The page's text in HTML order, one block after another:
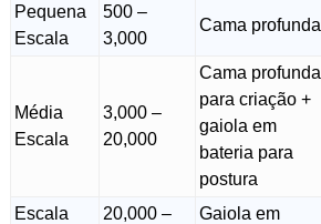
Pequena
Escala
500 –
3,000
Cama profunda
Média
Escala
3,000 –
20,000
Cama profunda
para criação +
gaiola em
bateria para
postura
Escala
20,000 –
Gaiola em